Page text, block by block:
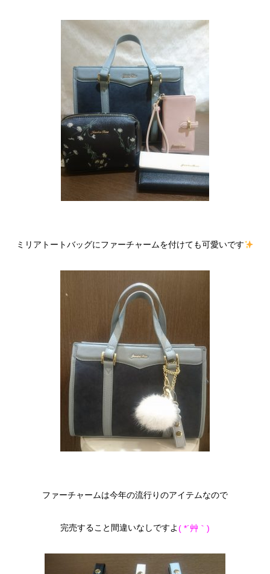
ミリアトートバッグにファーチャームを付けても可愛いです
ファーチャームは今年の流行りのアイテムなので
完売すること間違いなしですよ( *´艸｀)